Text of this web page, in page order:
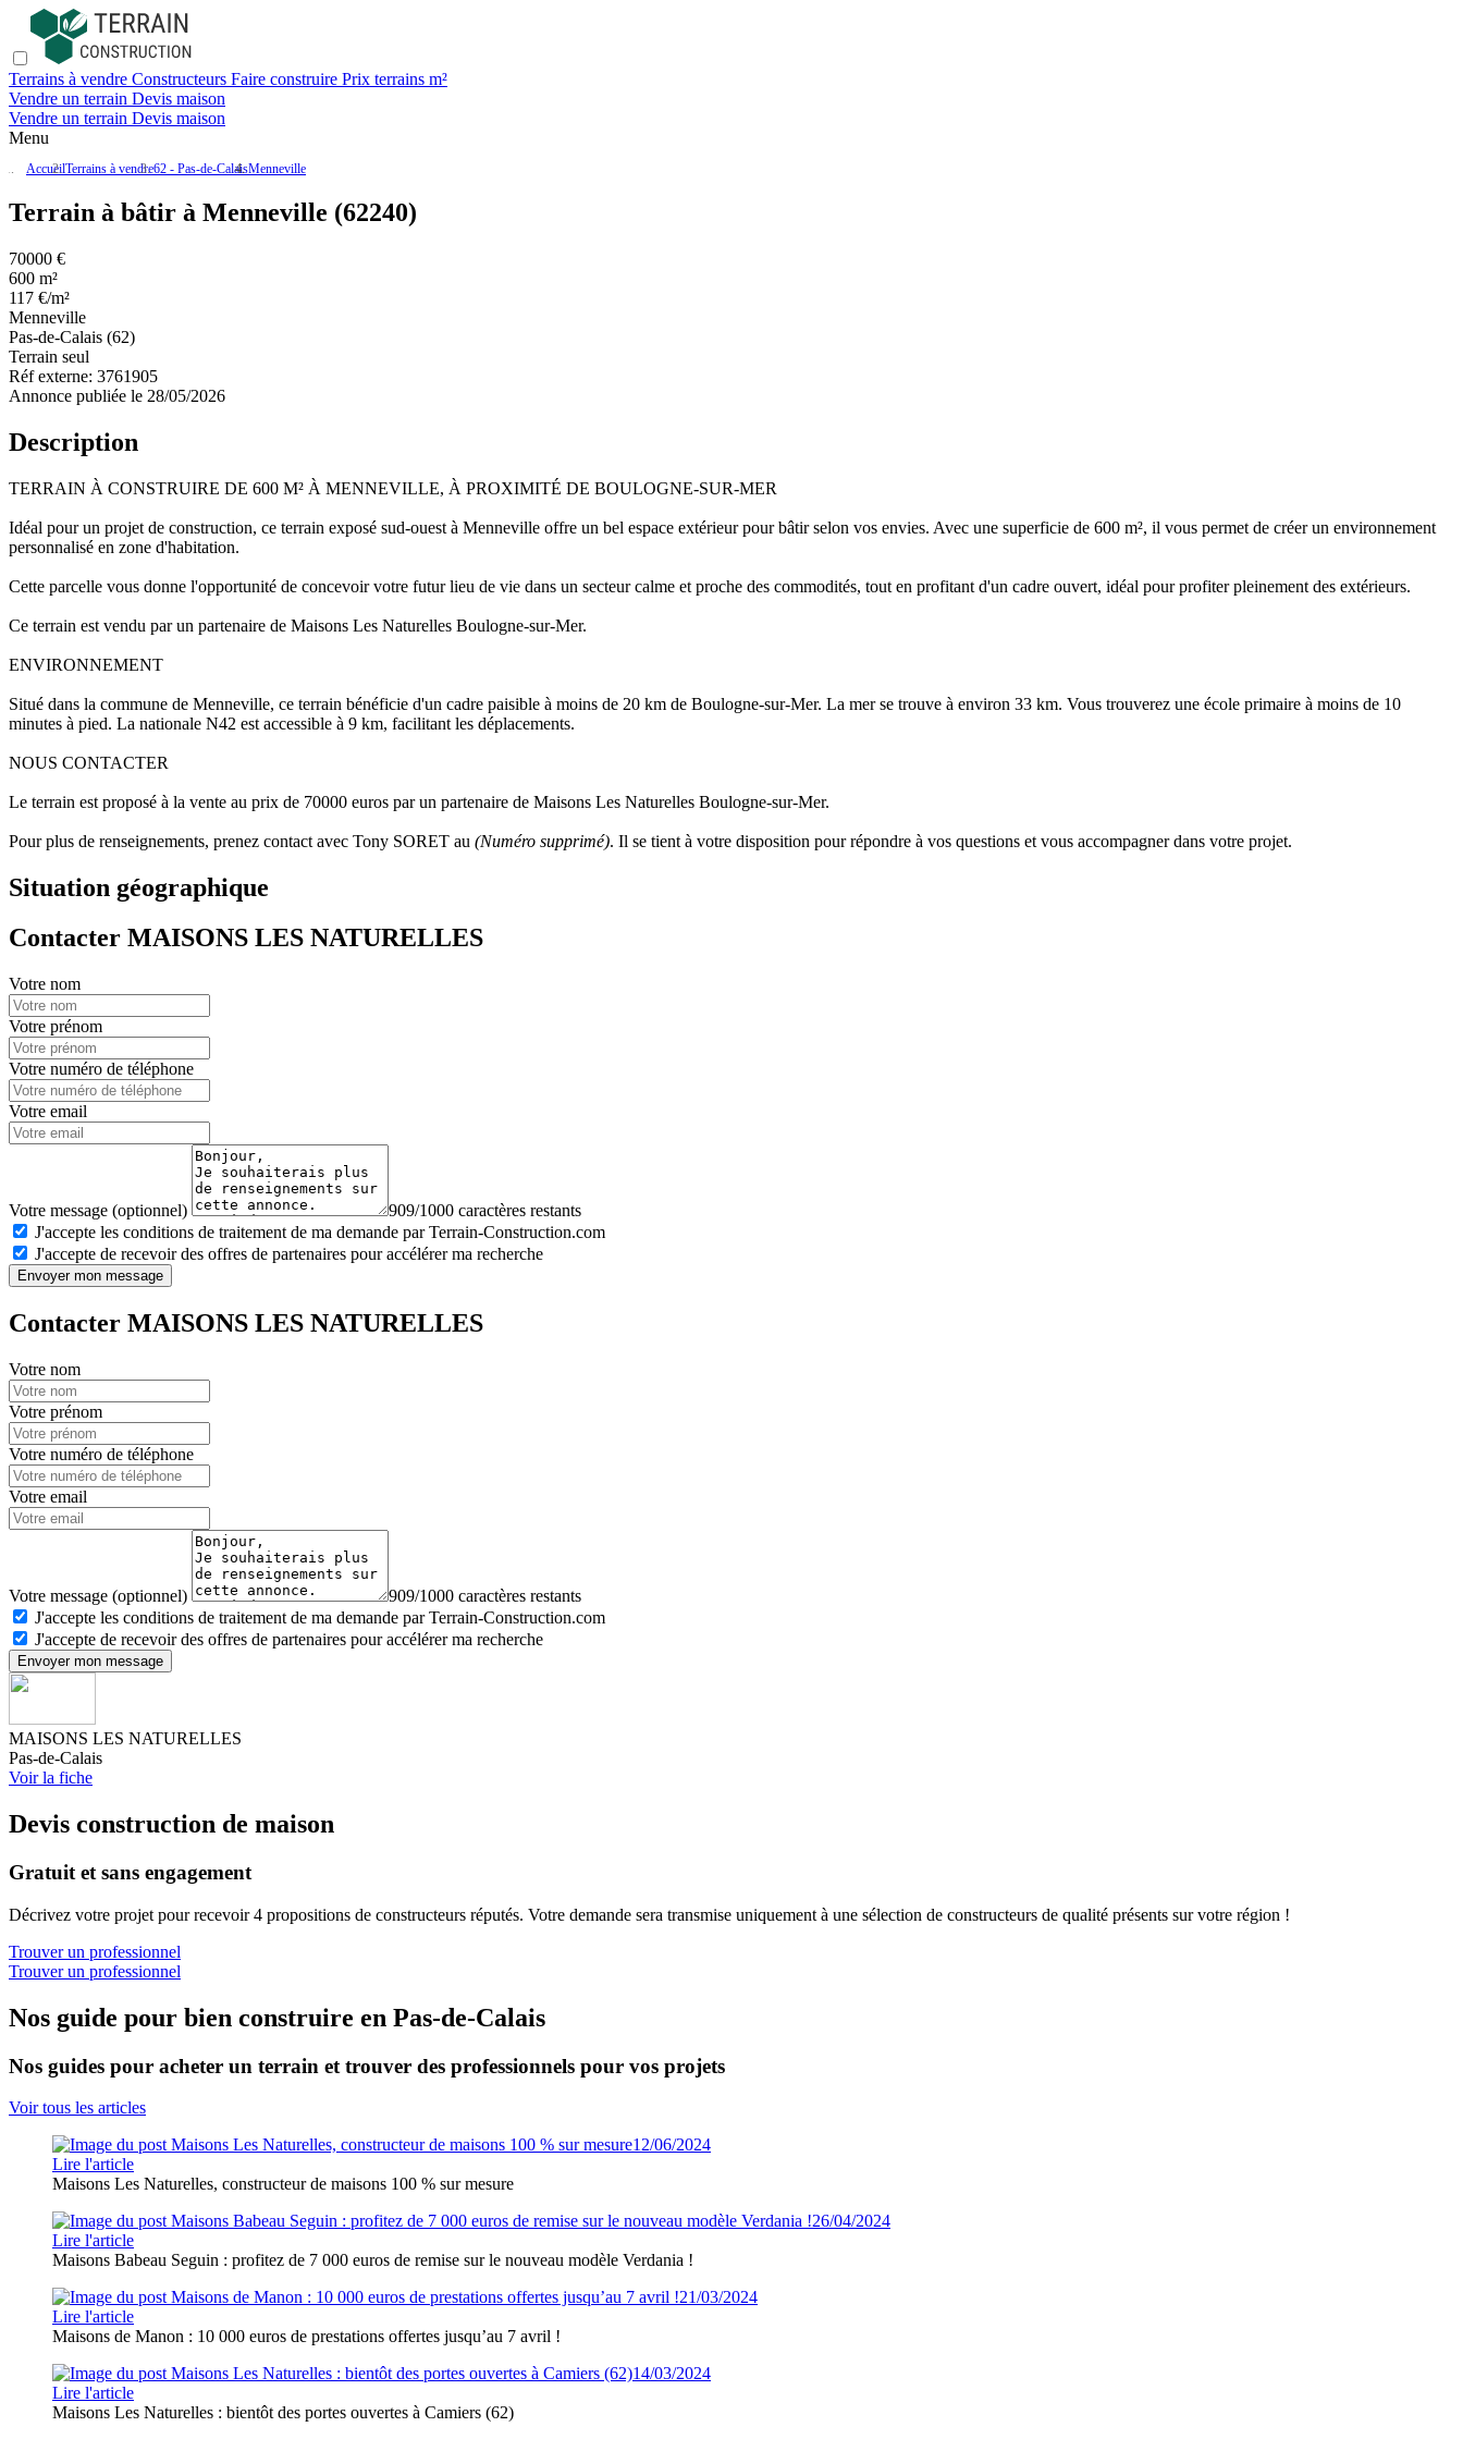
Terrains à vendre Constructeurs Faire construire Prix terrains m²
Vendre un terrain Devis maison
Vendre un terrain Devis maison
Menu
AccueilTerrains à vendre62 - Pas-de-CalaisMenneville
Terrain à bâtir à Menneville (62240)
70000 €
600 m²
117 €/m²
Menneville
Pas-de-Calais (62)
Terrain seul
Réf externe: 3761905
Annonce publiée le 28/05/2026
Description
TERRAIN À CONSTRUIRE DE 600 M² À MENNEVILLE, À PROXIMITÉ DE BOULOGNE-SUR-MER
Idéal pour un projet de construction, ce terrain exposé sud-ouest à Menneville offre un bel espace extérieur pour bâtir selon vos envies. Avec une superficie de 600 m², il vous permet de créer un environnement
personnalisé en zone d'habitation.
Cette parcelle vous donne l'opportunité de concevoir votre futur lieu de vie dans un secteur calme et proche des commodités, tout en profitant d'un cadre ouvert, idéal pour profiter pleinement des extérieurs.
Ce terrain est vendu par un partenaire de Maisons Les Naturelles Boulogne-sur-Mer.
ENVIRONNEMENT
Situé dans la commune de Menneville, ce terrain bénéficie d'un cadre paisible à moins de 20 km de Boulogne-sur-Mer. La mer se trouve à environ 33 km. Vous trouverez une école primaire à moins de 10
minutes à pied. La nationale N42 est accessible à 9 km, facilitant les déplacements.
NOUS CONTACTER
Le terrain est proposé à la vente au prix de 70000 euros par un partenaire de Maisons Les Naturelles Boulogne-sur-Mer.
Pour plus de renseignements, prenez contact avec Tony SORET au (Numéro supprimé). Il se tient à votre disposition pour répondre à vos questions et vous accompagner dans votre projet.
Situation géographique
Contacter MAISONS LES NATURELLES
Votre nom
Votre prénom
Votre numéro de téléphone
Votre email
Votre message (optionnel)
909/1000 caractères restants
J'accepte les conditions de traitement de ma demande par Terrain-Construction.com
J'accepte de recevoir des offres de partenaires pour accélérer ma recherche
Envoyer mon message
Contacter MAISONS LES NATURELLES
Votre nom
Votre prénom
Votre numéro de téléphone
Votre email
Votre message (optionnel)
909/1000 caractères restants
J'accepte les conditions de traitement de ma demande par Terrain-Construction.com
J'accepte de recevoir des offres de partenaires pour accélérer ma recherche
Envoyer mon message
MAISONS LES NATURELLES
Pas-de-Calais
Voir la fiche
Devis construction de maison
Gratuit et sans engagement
Décrivez votre projet pour recevoir 4 propositions de constructeurs réputés. Votre demande sera transmise uniquement à une sélection de constructeurs de qualité présents sur votre région !
Trouver un professionnel
Trouver un professionnel
Nos guide pour bien construire en Pas-de-Calais
Nos guides pour acheter un terrain et trouver des professionnels pour vos projets
Voir tous les articles
12/06/2024
Lire l'article
Maisons Les Naturelles, constructeur de maisons 100 % sur mesure
26/04/2024
Lire l'article
Maisons Babeau Seguin : profitez de 7 000 euros de remise sur le nouveau modèle Verdania !
21/03/2024
Lire l'article
Maisons de Manon : 10 000 euros de prestations offertes jusqu’au 7 avril !
14/03/2024
Lire l'article
Maisons Les Naturelles : bientôt des portes ouvertes à Camiers (62)